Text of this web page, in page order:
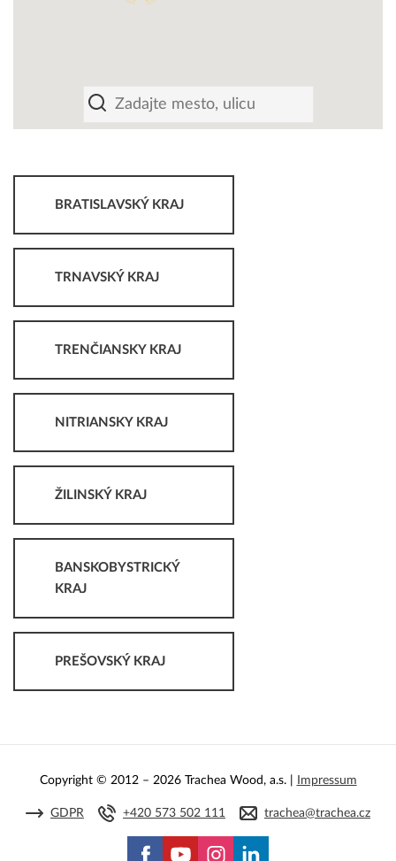
BRATISLAVSKÝ KRAJ
TRNAVSKÝ KRAJ
TRENČIANSKY KRAJ
NITRIANSKY KRAJ
ŽILINSKÝ KRAJ
BANSKOBYSTRICKÝ
KRAJ
PREŠOVSKÝ KRAJ
Copyright © 2012 – 2026 Trachea Wood, a.s. | Impressum
GDPR +420 573 502 111 trachea@trachea.cz